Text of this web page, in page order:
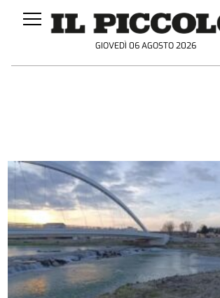
GIOVEDÌ 06 AGOSTO 2026